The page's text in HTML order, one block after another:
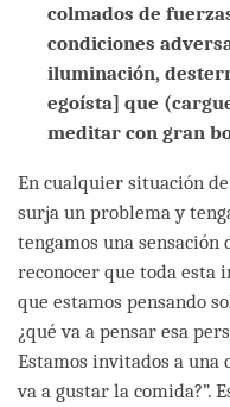
colmados de
condiciones
iluminación,
egoísta] que
meditar con gran
En cualquier situación
surja un problema y
tengamos una
reconocer que toda esta
que estamos pensando
¿qué va a pensar esa
Estamos invitados a una
va a gustar la comida?”.